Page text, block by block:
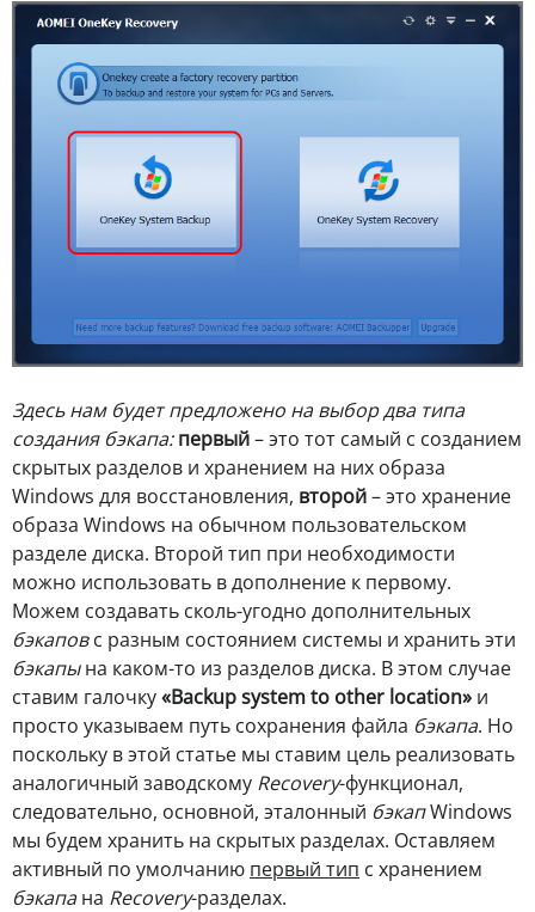
Здесь нам будет предложено на выбор два типа
создания бэкапа: первый– это тот самый с созданием
скрытых разделов и хранением на них образа
Windows для восстановления, второй– это хранение
образа Windows на обычном пользовательском
разделе диска. Второй тип при необходимости
можно использовать в дополнение к первому.
Можем создавать сколь-угодно дополнительных
бэкаповс разным состоянием системы и хранить эти
бэкапына каком-то из разделов диска. В этом случае
ставим галочку«Backup system to other location» и
просто указываем путь сохранения файла бэкапа. Но
поскольку в этой статье мы ставим цель реализовать
аналогичный заводскому Recovery-функционал,
следовательно, основной, эталонный бэкапWindows
мы будем хранить на скрытых разделах. Оставляем
активный по умолчанию первый тип с хранением
бэкапана Recovery-разделах.